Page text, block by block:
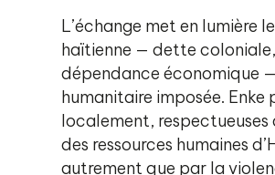
L’échange met en lumière
haïtienne — dette
dépendance économique
humanitaire imposée.
localement, respectueuses
des ressources humaines
autrement que par la